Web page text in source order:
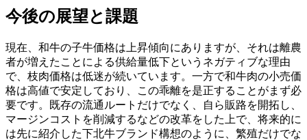
今後の展望と課題
現在、和牛の子牛価格は上昇傾向にありますが、それは離農
者が増えたことによる供給量低下というネガティブな理由
で、枝肉価格は低迷が続いています。一方で和牛肉の小売価
格は高値で安定しており、この乖離を是正することがまず必
要です。既存の流通ルートだけでなく、自ら販路を開拓し、
マージンコストを削減するなどの改革をした上で、将来的に
は先に紹介した下北牛ブランド構想のように、繁殖だけでな